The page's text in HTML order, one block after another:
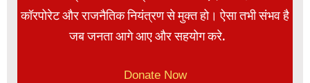
कॉरपोरेट और राजनैतिक नियंत्रण से मुक्त हो। ऐसा तभी संभव है
जब जनता आगे आए और सहयोग करे.
Donate Now